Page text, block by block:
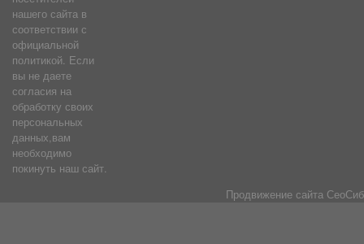
нашего сайта в
соответствии с
официальной
политикой. Если
вы не даете
согласия на
обработку своих
персональных
данных,вам
необходимо
покинуть наш сайт.
Продвижение сайта СеоСиб